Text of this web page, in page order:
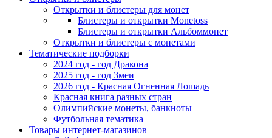
Открытки и блистеры для монет
Блистеры и открытки Monetoss
Блистеры и открытки Альбоммонет
Открытки и блистеры с монетами
Тематические подборки
2024 год - год Дракона
2025 год - год Змеи
2026 год - Красная Огненная Лошадь
Красная книга разных стран
Олимпийские монеты, банкноты
Футбольная тематика
Товары интернет-магазинов